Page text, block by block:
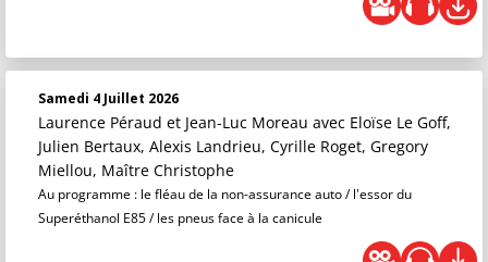
Samedi 4 Juillet 2026
Laurence Péraud et Jean-Luc Moreau avec Eloïse Le Goff,
Julien Bertaux, Alexis Landrieu, Cyrille Roget, Gregory
Miellou, Maître Christophe
Au programme : le fléau de la non-assurance auto / l'essor du
Superéthanol E85 / les pneus face à la canicule